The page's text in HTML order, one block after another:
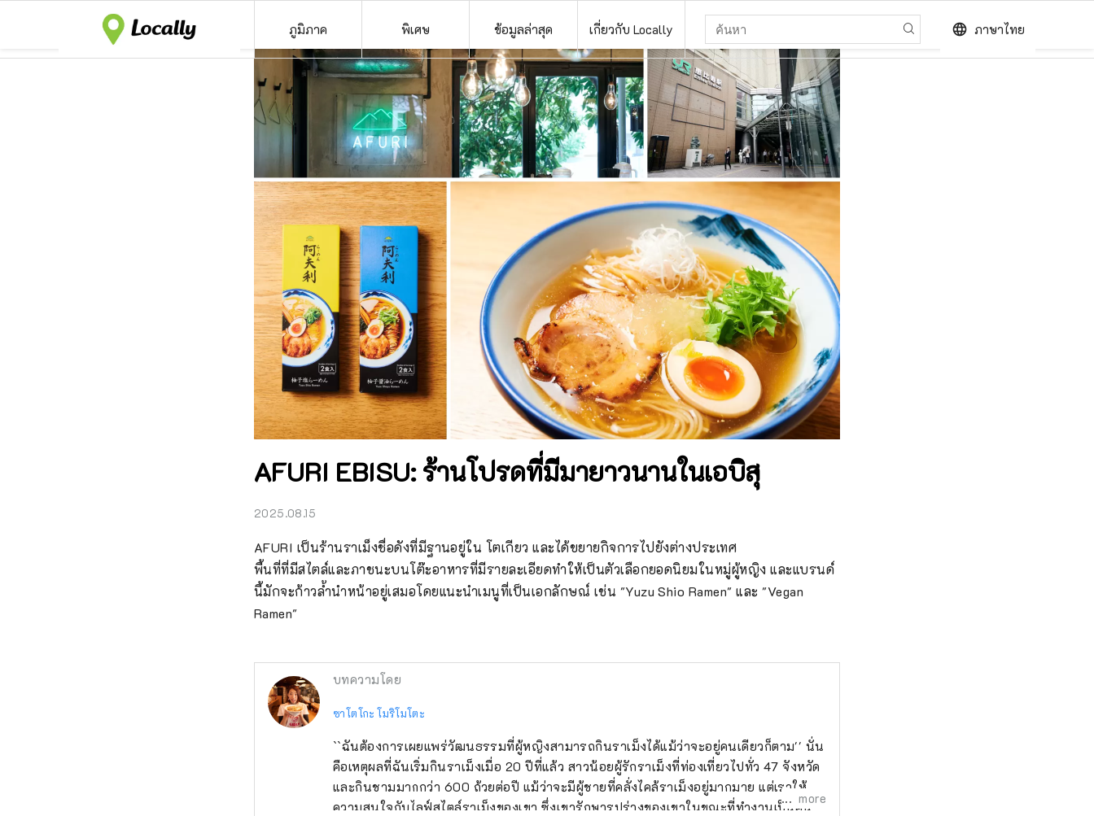
ภูมิภาค พิเศษ ข้อมูลล่าสุด เกี่ยวกับ Locally language ภาษาไทย
AFURI EBISU: ร้านโปรดที่มีมายาวนานในเอบิสุ
2025.08.15
AFURI เป็นร้านราเม็งชื่อดังที่มีฐานอยู่ใน โตเกียว และได้ขยายกิจการไปยังต่างประเทศ
พื้นที่ที่มีสไตล์และภาชนะบนโต๊ะอาหารที่มีรายละเอียดทำให้เป็นตัวเลือกยอดนิยมในหมู่ผู้หญิง และแบรนด์
นี้มักจะก้าวล้ำนำหน้าอยู่เสมอโดยแนะนำเมนูที่เป็นเอกลักษณ์ เช่น "Yuzu Shio Ramen" และ "Vegan
Ramen"
บทความโดย
ซาโตโกะ โมริโมโตะ
``ฉันต้องการเผยแพร่วัฒนธรรมที่ผู้หญิงสามารถกินราเม็งได้แม้ว่าจะอยู่คนเดียวก็ตาม'' นั่น
คือเหตุผลที่ฉันเริ่มกินราเม็งเมื่อ 20 ปีที่แล้ว สาวน้อยผู้รักราเม็งที่ท่องเที่ยวไปทั่ว 47 จังหวัด
และกินชามมากกว่า 600 ถ้วยต่อปี แม้ว่าจะมีผู้ชายที่คลั่งไคล้ราเม็งอยู่มากมาย แต่เราให้
ความสนใจกับไลฟ์สไตล์ราเม็งของเขา ซึ่งเขารักษารูปร่างของเขาในขณะที่ทำงานเป็นคน
more